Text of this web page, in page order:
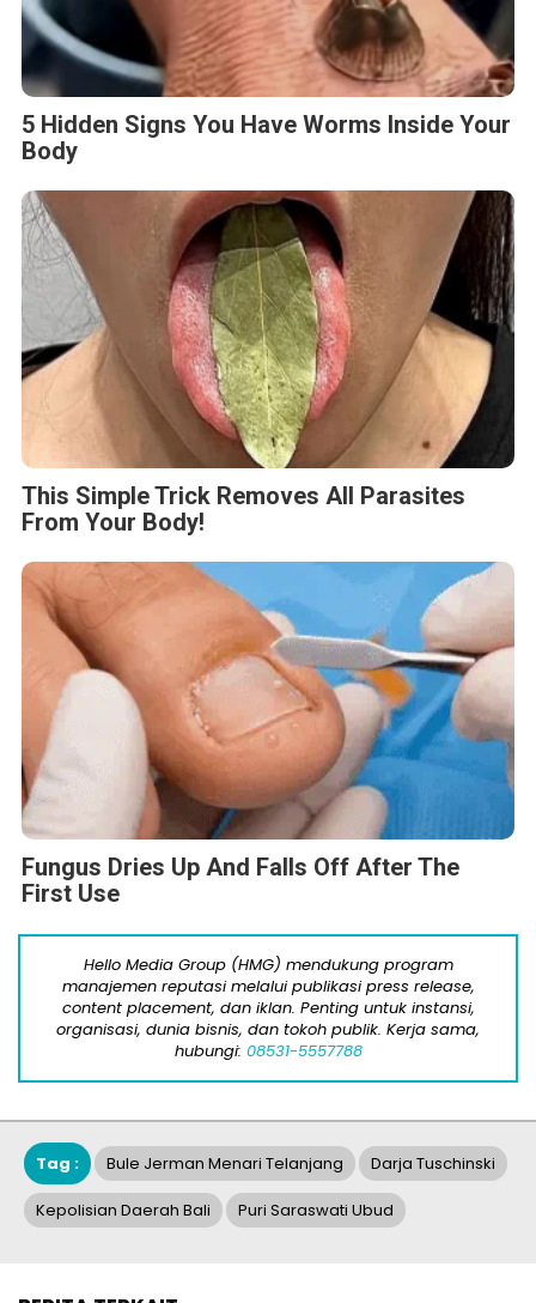
5 Hidden Signs You Have Worms Inside Your
Body
This Simple Trick Removes All Parasites
From Your Body!
Fungus Dries Up And Falls Off After The
First Use
Hello Media Group (HMG) mendukung program
manajemen reputasi melalui publikasi press release,
content placement, dan iklan. Penting untuk instansi,
organisasi, dunia bisnis, dan tokoh publik. Kerja sama,
hubungi: 08531-5557788
Tag : Bule Jerman Menari Telanjang Darja Tuschinski
Kepolisian Daerah Bali Puri Saraswati Ubud